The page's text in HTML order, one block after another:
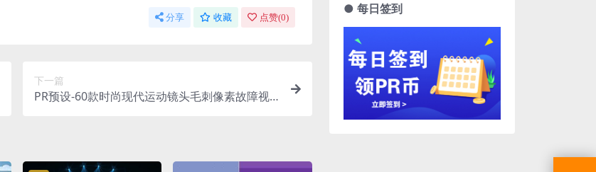
分享 收藏 点赞(0)
下一篇
PR预设-60款时尚现代运动镜头毛刺像素故障视
● 每日签到